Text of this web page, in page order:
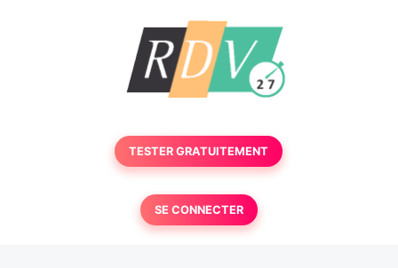
TESTER GRATUITEMENT
SE CONNECTER